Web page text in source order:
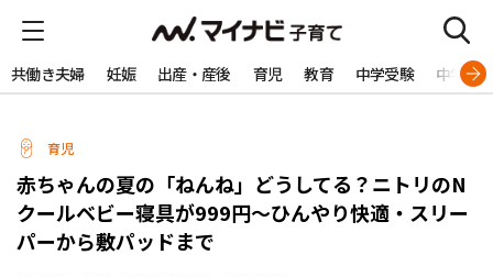
共働き夫婦 妊娠 出産・産後 育児 教育 中学受験 中学生
育児
赤ちゃんの夏の「ねんね」どうしてる？ニトリのN
クールベビー寝具が999円〜ひんやり快適・スリー
パーから敷パッドまで